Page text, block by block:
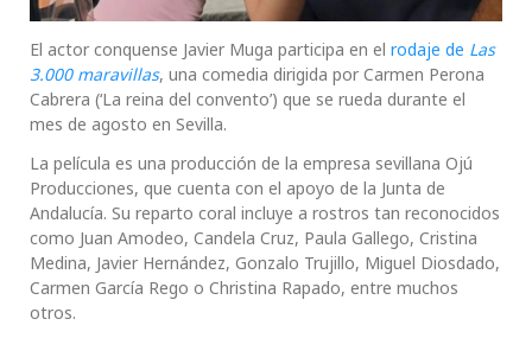
El actor conquense Javier Muga participa en el rodaje de Las
3.000 maravillas, una comedia dirigida por Carmen Perona
Cabrera (‘La reina del convento’) que se rueda durante el
mes de agosto en Sevilla.
La película es una producción de la empresa sevillana Ojú
Producciones, que cuenta con el apoyo de la Junta de
Andalucía. Su reparto coral incluye a rostros tan reconocidos
como Juan Amodeo, Candela Cruz, Paula Gallego, Cristina
Medina, Javier Hernández, Gonzalo Trujillo, Miguel Diosdado,
Carmen García Rego o Christina Rapado, entre muchos
otros.